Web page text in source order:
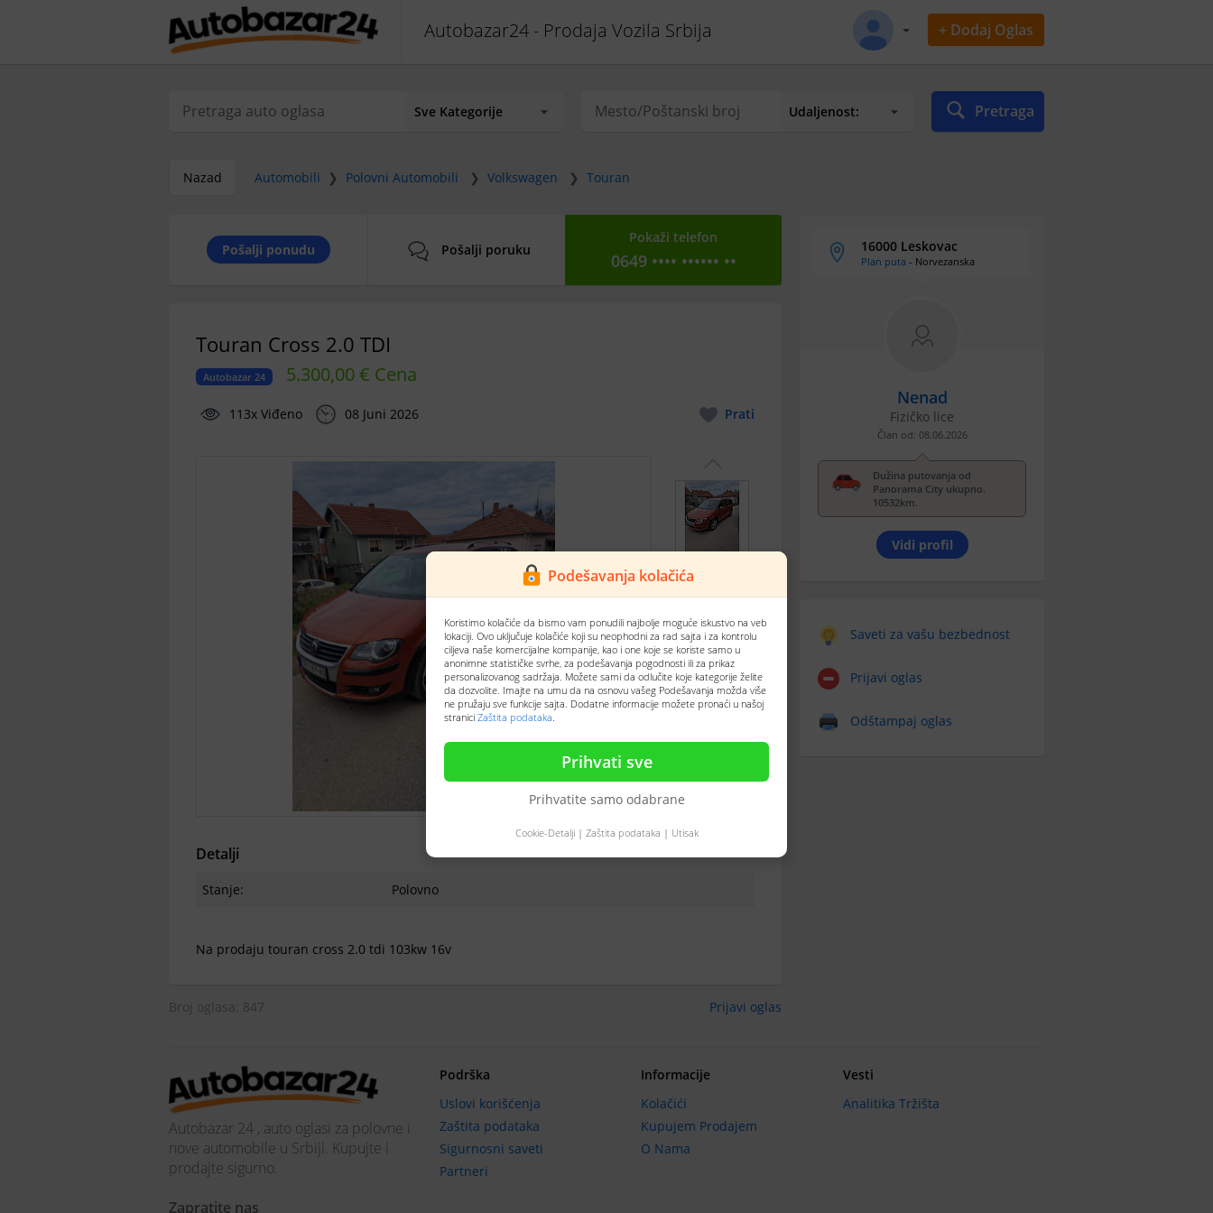
Podešavanja kolačića
Koristimo kolačiće da bismo vam ponudili najbolje moguće iskustvo na veb
lokaciji. Ovo uključuje kolačiće koji su neophodni za rad sajta i za kontrolu
ciljeva naše komercijalne kompanije, kao i one koje se koriste samo u
anonimne statističke svrhe, za podešavanja pogodnosti ili za prikaz
personalizovanog sadržaja. Možete sami da odlučite koje kategorije želite
da dozvolite. Imajte na umu da na osnovu vašeg Podešavanja možda više
ne pružaju sve funkcije sajta. Dodatne informacije možete pronaći u našoj
stranici Zaštita podataka.
Prihvati sve
Prihvatite samo odabrane
Cookie-Detalji| Zaštita podataka | Utisak
Autobazar24 - Prodaja Vozila Srbija + Dodaj Oglas
Pretraga
Nazad Automobili ❯ Polovni Automobili ❯ Volkswagen ❯ Touran
Pošalji ponudu Pošalji poruku
Pokaži telefon
0649 •••• •••••• ••
Touran Cross 2.0 TDI
Autobazar 24 5.300,00 € Cena
113x Viđeno 08 Juni 2026 Prati
Detalji
Stanje: Polovno
Na prodaju touran cross 2.0 tdi 103kw 16v
Broj oglasa: 847 Prijavi oglas
16000 Leskovac
Plan puta - Norvezanska
Nenad
Fizičko lice
Član od: 08.06.2026
Dužina putovanja od
Panorama City ukupno.
10532km.
Vidi profil
Saveti za vašu bezbednost
Prijavi oglas
Odštampaj oglas
Autobazar 24 , auto oglasi za polovne i
nove automobile u Srbiji. Kupujte i
prodajte sigurno.
Zapratite nas
Podrška
Uslovi korišćenja
Zaštita podataka
Sigurnosni saveti
Partneri
Informacije
Kolačići
Kupujem Prodajem
O Nama
Vesti
Analitika Tržišta